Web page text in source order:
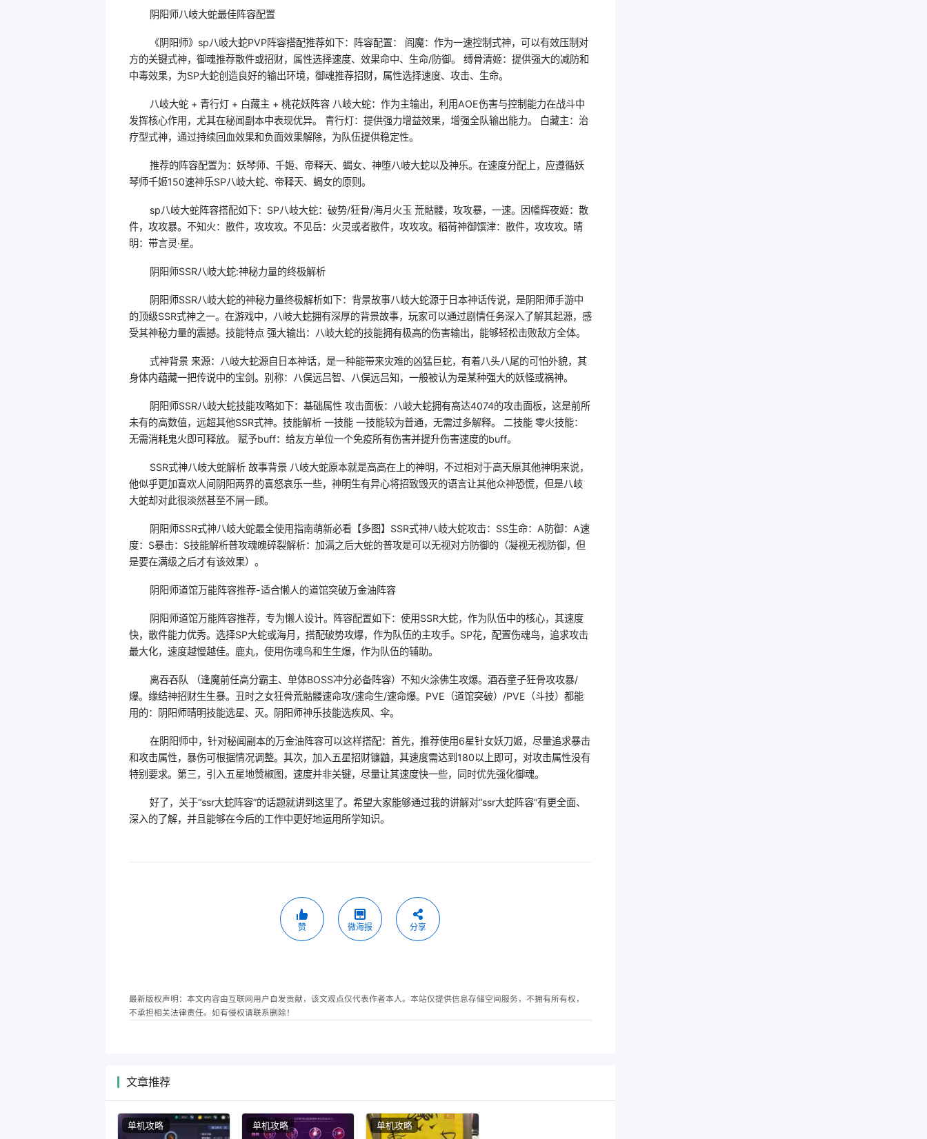
阴阳师八岐大蛇最佳阵容配置
《阴阳师》sp八岐大蛇PVP阵容搭配推荐如下：阵容配置： 阎魔：作为一速控制式神，可以有效压制对
方的关键式神，御魂推荐散件或招财，属性选择速度、效果命中、生命/防御。 缚骨清姬：提供强大的减防和
中毒效果，为SP大蛇创造良好的输出环境，御魂推荐招财，属性选择速度、攻击、生命。
八岐大蛇 + 青行灯 + 白藏主 + 桃花妖阵容 八岐大蛇：作为主输出，利用AOE伤害与控制能力在战斗中
发挥核心作用，尤其在秘闻副本中表现优异。 青行灯：提供强力增益效果，增强全队输出能力。 白藏主：治
疗型式神，通过持续回血效果和负面效果解除，为队伍提供稳定性。
推荐的阵容配置为：妖琴师、千姬、帝释天、蝎女、神堕八岐大蛇以及神乐。在速度分配上，应遵循妖
琴师千姬150速神乐SP八岐大蛇、帝释天、蝎女的原则。
sp八岐大蛇阵容搭配如下：SP八岐大蛇：破势/狂骨/海月火玉 荒骷髅，攻攻暴，一速。因幡辉夜姬：散
件，攻攻暴。不知火：散件，攻攻攻。不见岳：火灵或者散件，攻攻攻。稻荷神御馔津：散件，攻攻攻。晴
明：带言灵·星。
阴阳师SSR八岐大蛇:神秘力量的终极解析
阴阳师SSR八岐大蛇的神秘力量终极解析如下：背景故事八岐大蛇源于日本神话传说，是阴阳师手游中
的顶级SSR式神之一。在游戏中，八岐大蛇拥有深厚的背景故事，玩家可以通过剧情任务深入了解其起源，感
受其神秘力量的震撼。技能特点 强大输出：八岐大蛇的技能拥有极高的伤害输出，能够轻松击败敌方全体。
式神背景 来源：八岐大蛇源自日本神话，是一种能带来灾难的凶猛巨蛇，有着八头八尾的可怕外貌，其
身体内蕴藏一把传说中的宝剑。别称：八俣远吕智、八俣远吕知，一般被认为是某种强大的妖怪或祸神。
阴阳师SSR八岐大蛇技能攻略如下：基础属性 攻击面板：八岐大蛇拥有高达4074的攻击面板，这是前所
未有的高数值，远超其他SSR式神。技能解析 一技能 一技能较为普通，无需过多解释。 二技能 零火技能：
无需消耗鬼火即可释放。 赋予buff：给友方单位一个免疫所有伤害并提升伤害速度的buff。
SSR式神八岐大蛇解析 故事背景 八岐大蛇原本就是高高在上的神明，不过相对于高天原其他神明来说，
他似乎更加喜欢人间阴阳两界的喜怒哀乐一些，神明生有异心将招致毁灭的语言让其他众神恐慌，但是八岐
大蛇却对此很淡然甚至不屑一顾。
阴阳师SSR式神八岐大蛇最全使用指南萌新必看【多图】SSR式神八岐大蛇攻击：SS生命：A防御：A速
度：S暴击：S技能解析普攻魂魄碎裂解析：加满之后大蛇的普攻是可以无视对方防御的（凝视无视防御，但
是要在满级之后才有该效果）。
阴阳师道馆万能阵容推荐-适合懒人的道馆突破万金油阵容
阴阳师道馆万能阵容推荐，专为懒人设计。阵容配置如下：使用SSR大蛇，作为队伍中的核心，其速度
快，散件能力优秀。选择SP大蛇或海月，搭配破势攻爆，作为队伍的主攻手。SP花，配置伤魂鸟，追求攻击
最大化，速度越慢越佳。鹿丸，使用伤魂鸟和生生爆，作为队伍的辅助。
离吞吞队 （逢魔前任高分霸主、单体BOSS冲分必备阵容）不知火涂佛生攻爆。酒吞童子狂骨攻攻暴/
爆。缘结神招财生生暴。丑时之女狂骨荒骷髅速命攻/速命生/速命爆。PVE（道馆突破）/PVE（斗技）都能
用的：阴阳师晴明技能选星、灭。阴阳师神乐技能选疾风、伞。
在阴阳师中，针对秘闻副本的万金油阵容可以这样搭配：首先，推荐使用6星针女妖刀姬，尽量追求暴击
和攻击属性，暴伤可根据情况调整。其次，加入五星招财镰鼬，其速度需达到180以上即可，对攻击属性没有
特别要求。第三，引入五星地赞椒图，速度并非关键，尽量让其速度快一些，同时优先强化御魂。
好了，关于“ssr大蛇阵容”的话题就讲到这里了。希望大家能够通过我的讲解对“ssr大蛇阵容”有更全面、
深入的了解，并且能够在今后的工作中更好地运用所学知识。
赞 微海报 分享
最新版权声明：本文内容由互联网用户自发贡献，该文观点仅代表作者本人。本站仅提供信息存储空间服务，不拥有所有权，
不承担相关法律责任。如有侵权请联系删除！
文章推荐
单机攻略 单机攻略 单机攻略